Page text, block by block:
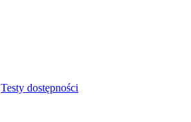
Testy dostępności